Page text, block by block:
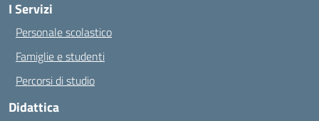
I Servizi
Personale scolastico
Famiglie e studenti
Percorsi di studio
Didattica